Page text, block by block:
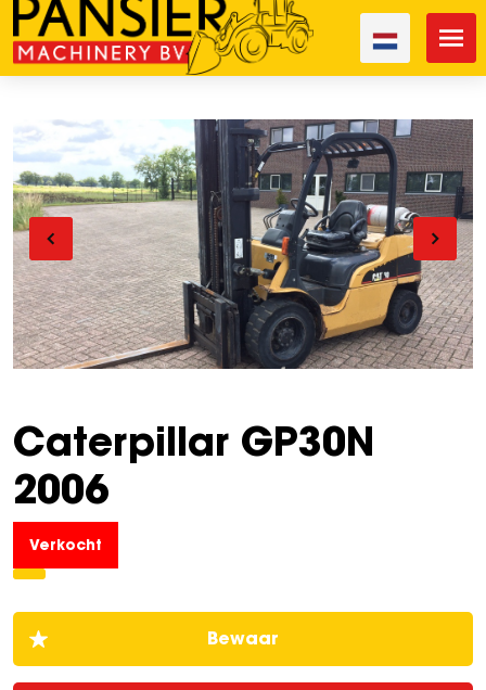
Caterpillar GP30N
2006
Verkocht